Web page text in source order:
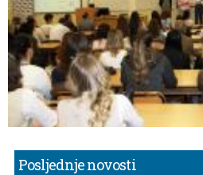
Posljednje novosti